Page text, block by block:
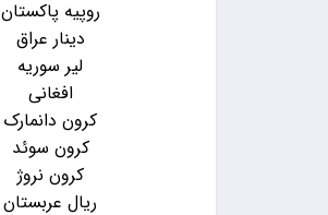
روپیه پاکستان
دینار عراق
لیر سوریه
افغانی
کرون دانمارک
کرون سوئد
کرون نروژ
ریال عربستان